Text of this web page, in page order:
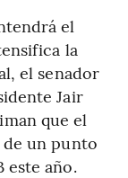
el
la
el senador
Jair
que el
un punto
año.